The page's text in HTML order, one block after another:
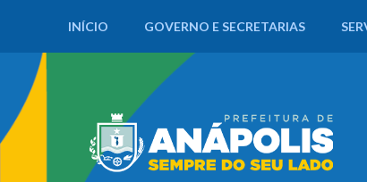
INÍCIO GOVERNO E SECRETARIAS